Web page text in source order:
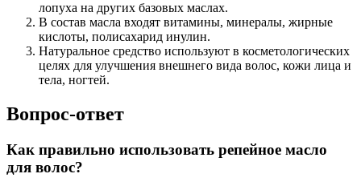
лопуха на других базовых маслах.
В состав масла входят витамины, минералы, жирные
кислоты, полисахарид инулин.
Натуральное средство используют в косметологических
целях для улучшения внешнего вида волос, кожи лица и
тела, ногтей.
Вопрос-ответ
Как правильно использовать репейное масло
для волос?